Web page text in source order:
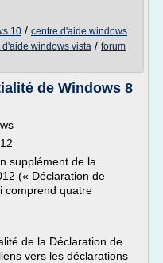
10 / centre d'aide windows
d'aide windows vista / forum
de Windows 8
supplément de la
(« Déclaration de
comprend quatre
de la Déclaration de
vers les déclarations